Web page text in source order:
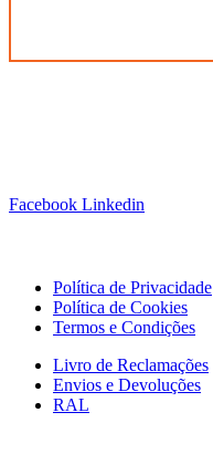
Facebook Linkedin
Política de Privacidade
Política de Cookies
Termos e Condições
Livro de Reclamações
Envios e Devoluções
RAL